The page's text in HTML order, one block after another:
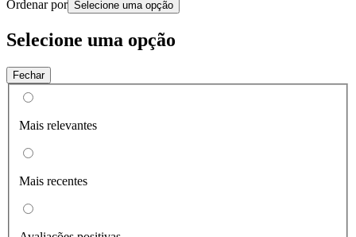
Ordenar por Selecione uma opção
Selecione uma opção
Fechar
Mais relevantes
Mais recentes